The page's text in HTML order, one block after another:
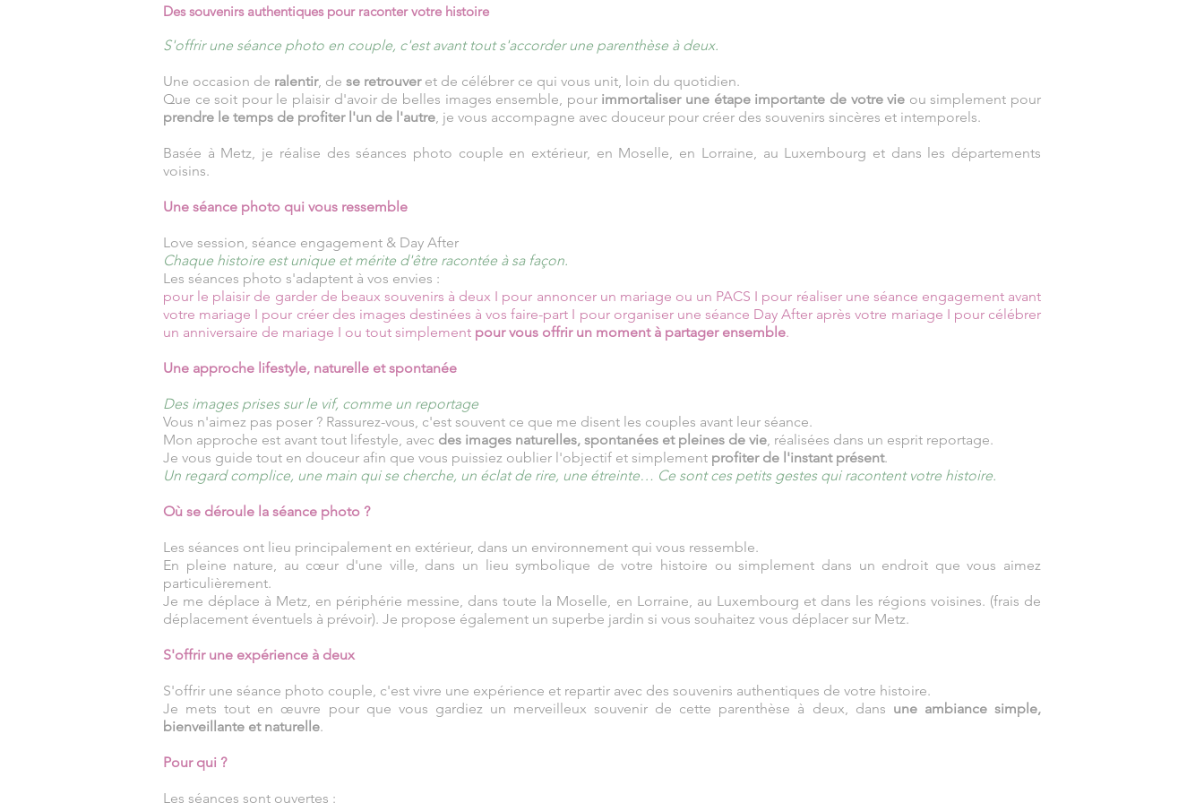
Des souvenirs authentiques pour raconter votre histoire
S'offrir une séance photo en couple, c'est avant tout s'accorder une parenthèse à deux.
Une occasion de ralentir, de se retrouveret de célébrer ce qui vous unit, loin du quotidien.
Que ce soit pour le plaisir d'avoir de belles images ensemble, pour immortaliser une étape importante de votre vie ou simplement pour
prendre le temps de profiter l'un de l'autre, je vous accompagne avec douceur pour créer des souvenirs sincères et intemporels.
Basée à Metz, je réalise des séances photo couple en extérieur, en Moselle, en Lorraine, au Luxembourg et dans les départements
voisins.
Une séance photo qui vous ressemble
Love session, séance engagement & Day After
Chaque histoire est unique et mérite d'être racontée à sa façon.
Les séances photo s'adaptent à vos envies :
pour le plaisir de garder de beaux souvenirs à deux I pour annoncer un mariage ou un PACS I pour réaliser une séance engagement avant
votre mariage I pour créer des images destinées à vos faire-part I pour organiser une séance Day After après votre mariage I pour célébrer
un anniversaire de mariage I ou tout simplement pour vous offrir un moment à partager ensemble.
Une approche lifestyle, naturelle et spontanée
Des images prises sur le vif, comme un reportage
Vous n'aimez pas poser ? Rassurez-vous, c'est souvent ce que me disent les couples avant leur séance.
Mon approche est avant tout lifestyle, avec des images naturelles, spontanées et pleines de vie, réalisées dans un esprit reportage.
Je vous guide tout en douceur afin que vous puissiez oublier l'objectif et simplement profiter de l'instant présent.
Un regard complice, une main qui se cherche, un éclat de rire, une étreinte… Ce sont ces petits gestes qui racontent votre histoire.
Où se déroule la séance photo ?
Les séances ont lieu principalement en extérieur, dans un environnement qui vous ressemble.
En pleine nature, au cœur d'une ville, dans un lieu symbolique de votre histoire ou simplement dans un endroit que vous aimez
particulièrement.
Je me déplace à Metz, en périphérie messine, dans toute la Moselle, en Lorraine, au Luxembourg et dans les régions voisines. (frais de
déplacement éventuels à prévoir). Je propose également un superbe jardin si vous souhaitez vous déplacer sur Metz.
S'offrir une expérience à deux
S'offrir une séance photo couple, c'est vivre une expérience et repartir avec des souvenirs authentiques de votre histoire.
Je mets tout en œuvre pour que vous gardiez un merveilleux souvenir de cette parenthèse à deux, dans une ambiance simple,
bienveillante et naturelle.
Pour qui ?
Les séances sont ouvertes :